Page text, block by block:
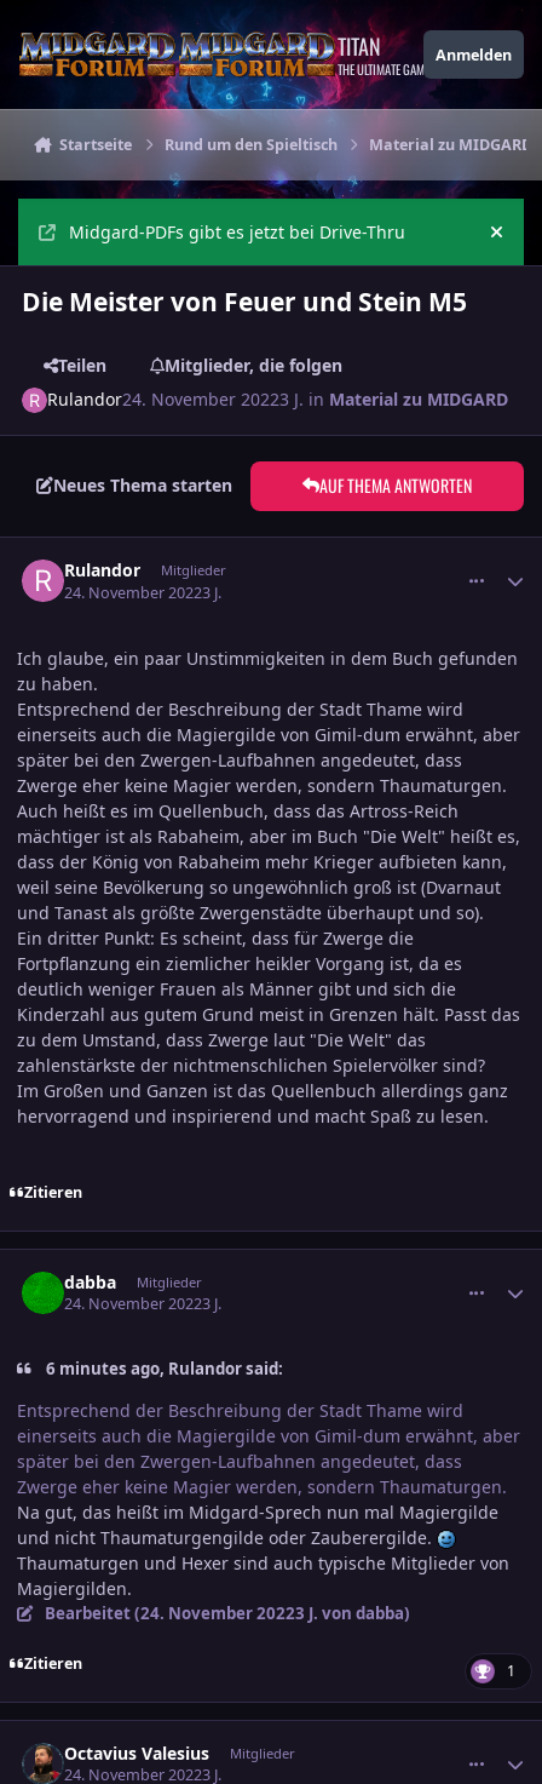
TITAN
THE ULTIMATE GAMING THEME
Anmelden
Startseite Rund um den Spieltisch Material zu MIDGARD
Midgard-PDFs gibt es jetzt bei Drive-Thru
Die Meister von Feuer und Stein M5
Teilen
Mitglieder, die folgen
Rulandor24. November 20223 J. in Material zu MIDGARD
Neues Thema starten AUF THEMA ANTWORTEN
Rulandor Mitglieder
24. November 20223 J.
Ich glaube, ein paar Unstimmigkeiten in dem Buch gefunden
zu haben.
Entsprechend der Beschreibung der Stadt Thame wird
einerseits auch die Magiergilde von Gimil-dum erwähnt, aber
später bei den Zwergen-Laufbahnen angedeutet, dass
Zwerge eher keine Magier werden, sondern Thaumaturgen.
Auch heißt es im Quellenbuch, dass das Artross-Reich
mächtiger ist als Rabaheim, aber im Buch "Die Welt" heißt es,
dass der König von Rabaheim mehr Krieger aufbieten kann,
weil seine Bevölkerung so ungewöhnlich groß ist (Dvarnaut
und Tanast als größte Zwergenstädte überhaupt und so).
Ein dritter Punkt: Es scheint, dass für Zwerge die
Fortpflanzung ein ziemlicher heikler Vorgang ist, da es
deutlich weniger Frauen als Männer gibt und sich die
Kinderzahl aus gutem Grund meist in Grenzen hält. Passt das
zu dem Umstand, dass Zwerge laut "Die Welt" das
zahlenstärkste der nichtmenschlichen Spielervölker sind?
Im Großen und Ganzen ist das Quellenbuch allerdings ganz
hervorragend und inspirierend und macht Spaß zu lesen.
Zitieren
dabba Mitglieder
24. November 20223 J.
6 minutes ago, Rulandor said:
Entsprechend der Beschreibung der Stadt Thame wird
einerseits auch die Magiergilde von Gimil-dum erwähnt, aber
später bei den Zwergen-Laufbahnen angedeutet, dass
Zwerge eher keine Magier werden, sondern Thaumaturgen.
Na gut, das heißt im Midgard-Sprech nun mal Magiergilde
und nicht Thaumaturgengilde oder Zauberergilde.
Thaumaturgen und Hexer sind auch typische Mitglieder von
Magiergilden.
Bearbeitet (24. November 20223 J. von dabba)
Zitieren 1
Octavius Valesius Mitglieder
24. November 20223 J.